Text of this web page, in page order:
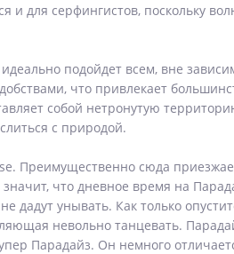
для серфингистов, поскольку
подойдет всем, вне
что привлекает
собой нетронутую
с природой.
Преимущественно сюда
что дневное время на
унывать. Как только
невольно танцевать.
Парадайз. Он немного